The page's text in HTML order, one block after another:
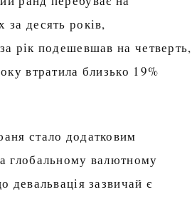
десять років,
рік подешевшав на четверть,
втратила близько 19%
стало додатковим
глобальному валютному
зазвичай є